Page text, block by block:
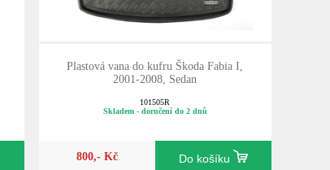
Plastová vana do kufru Škoda Fabia I,
2001-2008, Sedan
101505R
Skladem - doručení do 2 dnů
800,- Kč Do košíku